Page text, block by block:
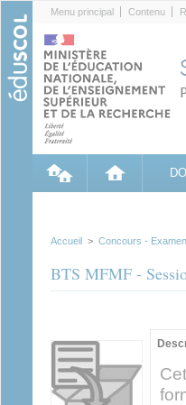
Menu principal Contenu
Accueil > Concours -
BTS MFMF -